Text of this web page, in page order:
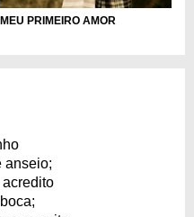
MEU PRIMEIRO AMOR
anseio;
acredito